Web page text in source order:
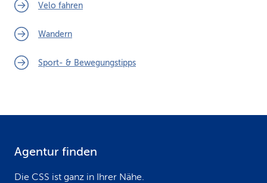
Velo fahren
Wandern
Sport- & Bewegungstipps
Agentur finden
Die CSS ist ganz in Ihrer Nähe.